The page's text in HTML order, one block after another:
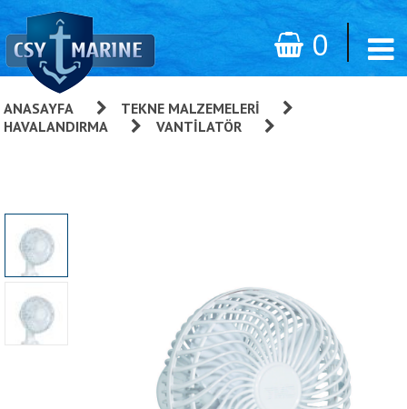
0
ANASAYFA TEKNE MALZEMELERI
HAVALANDIRMA
VANTILATÖR